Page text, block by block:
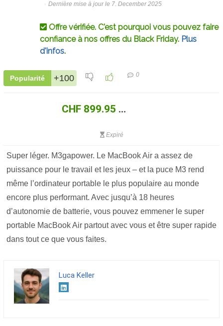
Dernière mise à jour le 7. December 2025
Offre vérifiée. C'est pourquoi vous pouvez faire
confiance à nos offres du Black Friday. Plus
d'infos.
Popularité +100 0
CHF 899.95
Expiré
Super léger. M3gapower. Le MacBook Air a assez de
puissance pour le travail et les jeux – et la puce M3 rend
même l’ordinateur portable le plus populaire au monde
encore plus performant. Avec jusqu’à 18 heures
d’autonomie de batterie, vous pouvez emmener le super
portable MacBook Air partout avec vous et être super rapide
dans tout ce que vous faites.
Luca Keller